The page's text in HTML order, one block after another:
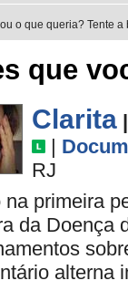
o que queria? Tente
que
Clarita
|
RJ
na primeira
da Doença
alterna